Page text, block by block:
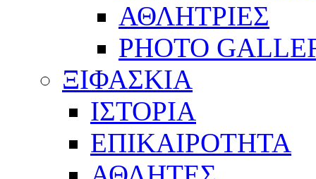
ΑΘΛΗΤΡΙΕΣ
PHOTO
ΞΙΦΑΣΚΙΑ
ΙΣΤΟΡΙΑ
ΕΠΙΚΑΙΡΟΤΗΤΑ